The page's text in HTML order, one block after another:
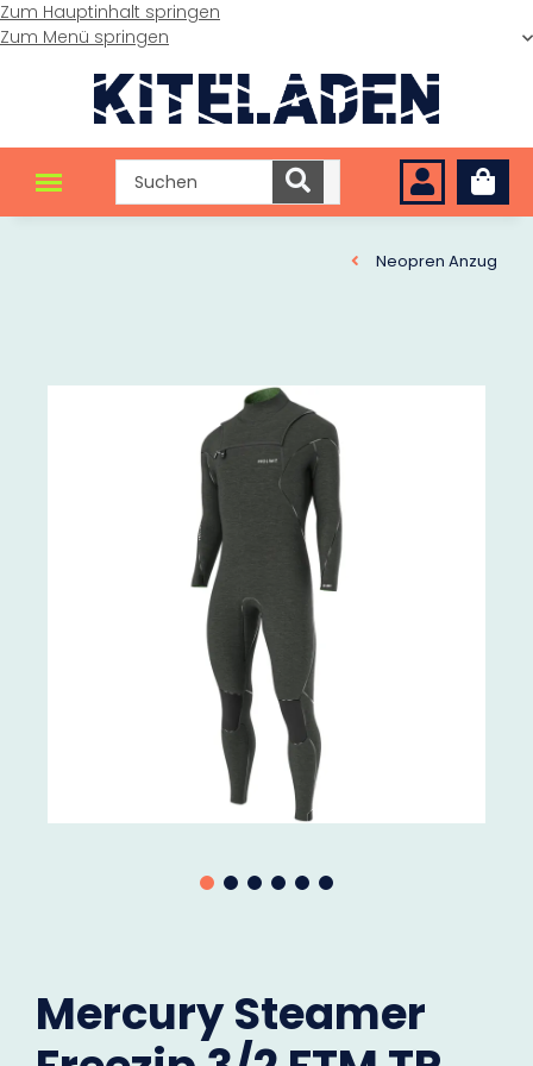
Zum Hauptinhalt springen
Zum Menü springen
Neopren Anzug
Mercury Steamer